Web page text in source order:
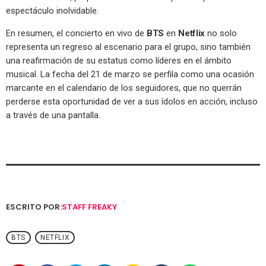
espectáculo inolvidable.
En resumen, el concierto en vivo de BTS en Netflix no solo
representa un regreso al escenario para el grupo, sino también
una reafirmación de su estatus como líderes en el ámbito
musical. La fecha del 21 de marzo se perfila como una ocasión
marcante en el calendario de los seguidores, que no querrán
perderse esta oportunidad de ver a sus ídolos en acción, incluso
a través de una pantalla.
ESCRITO POR:STAFF FREAKY
BTS NETFLIX